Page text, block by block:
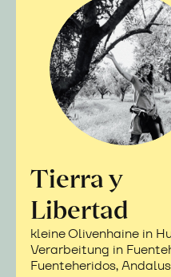
Tierra y
Libertad
kleine Olivenhaine in
Verarbeitung in
Fuenteheridos,